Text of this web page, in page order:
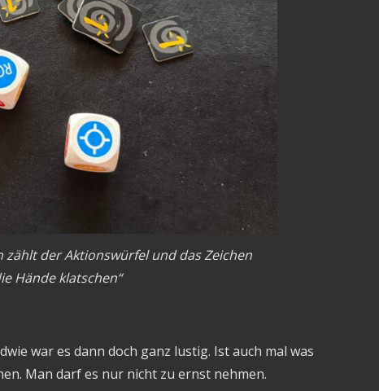
zählt der Aktionswürfel und das Zeichen
Hände klatschen“
war es dann doch ganz lustig. Ist auch mal was
Man darf es nur nicht zu ernst nehmen.